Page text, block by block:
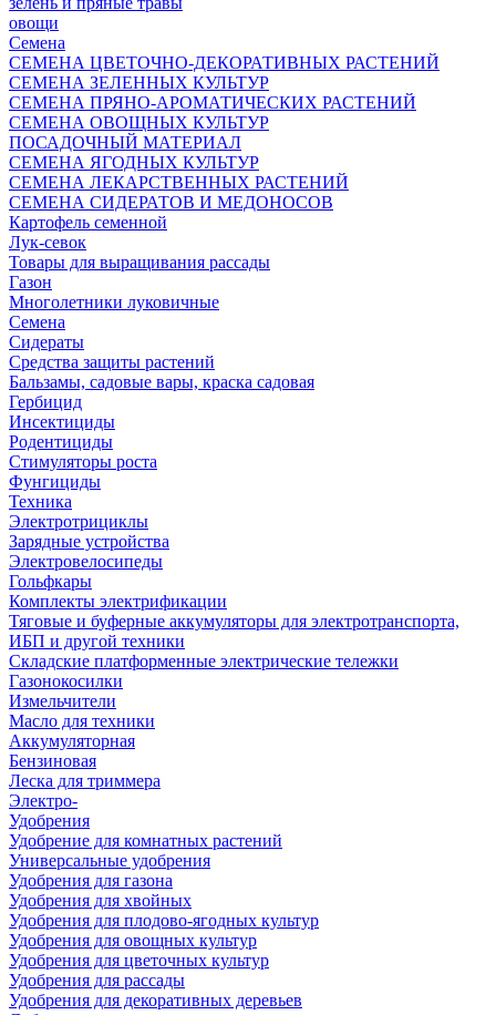
овощи
Семена
СЕМЕНА ЦВЕТОЧНО-ДЕКОРАТИВНЫХ РАСТЕНИЙ
СЕМЕНА ЗЕЛЕННЫХ КУЛЬТУР
СЕМЕНА ПРЯНО-АРОМАТИЧЕСКИХ РАСТЕНИЙ
СЕМЕНА ОВОЩНЫХ КУЛЬТУР
ПОСАДОЧНЫЙ МАТЕРИАЛ
СЕМЕНА ЯГОДНЫХ КУЛЬТУР
СЕМЕНА ЛЕКАРСТВЕННЫХ РАСТЕНИЙ
СЕМЕНА СИДЕРАТОВ И МЕДОНОСОВ
Картофель семенной
Лук-севок
Товары для выращивания рассады
Газон
Многолетники луковичные
Семена
Сидераты
Средства защиты растений
Бальзамы, садовые вары, краска садовая
Гербицид
Инсектициды
Родентициды
Стимуляторы роста
Фунгициды
Техника
Электротрициклы
Зарядные устройства
Электровелосипеды
Гольфкары
Комплекты электрификации
Тяговые и буферные аккумуляторы для электротранспорта,
ИБП и другой техники
Складские платформенные электрические тележки
Газонокосилки
Измельчители
Масло для техники
Аккумуляторная
Бензиновая
Леска для триммера
Электро-
Удобрения
Удобрение для комнатных растений
Универсальные удобрения
Удобрения для газона
Удобрения для хвойных
Удобрения для плодово-ягодных культур
Удобрения для овощных культур
Удобрения для цветочных культур
Удобрения для рассады
Удобрения для декоративных деревьев